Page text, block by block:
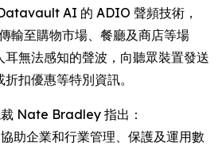
AI 的 ADIO 聲頻技術，
輸至購物市場、餐廳及商店等場
耳無法感知的聲波，向聽眾裝置發送
扣優惠等特別資訊。
Nate Bradley 指出：
助企業和行業管理、保護及運用數